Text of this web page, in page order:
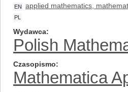
EN applied mathematics,
PL
Wydawca
Polish
Czasopismo
Mathematica